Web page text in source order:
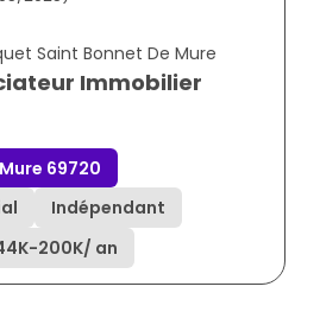
Saint Bonnet De Mure
Immobilier
69720
Indépendant
-200K/ an